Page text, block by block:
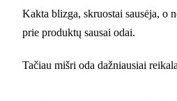
Kakta blizga, skruostai sausėja, o
prie produktų sausai odai.
Tačiau mišri oda dažniausiai